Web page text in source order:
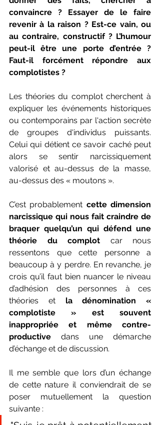
convaincre ? Essayer de le faire
revenir à la raison ? Est-ce vain, ou
au contraire, constructif ? L’humour
peut-il être une porte d’entrée ?
Faut-il forcément répondre aux
complotistes ?
Les théories du complot cherchent à
expliquer les événements historiques
ou contemporains par l'action secrète
de groupes d'individus puissants.
Celui qui détient ce savoir caché peut
alors se sentir narcissiquement
valorisé et au-dessus de la masse,
au-dessus des « moutons ».
C’est probablement cette dimension
narcissique qui nous fait craindre de
braquer quelqu’un qui défend une
théorie du complot car nous
ressentons que cette personne a
beaucoup à y perdre. En revanche, je
crois qu’il faut bien nuancer le niveau
d’adhésion des personnes à ces
théories et la dénomination «
complotiste » est souvent
inappropriée et même contre-
productive dans une démarche
d’échange et de discussion.
Il me semble que lors d’un échange
de cette nature il conviendrait de se
poser mutuellement la question
suivante :